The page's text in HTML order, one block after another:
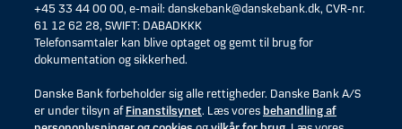
+45 33 44 00 00, e-mail: danskebank@danskebank.dk, CVR-nr.
61 12 62 28, SWIFT: DABADKKK
Telefonsamtaler kan blive optaget og gemt til brug for
dokumentation og sikkerhed.
Danske Bank forbeholder sig alle rettigheder. Danske Bank A/S
er under tilsyn afFinanstilsynet. Læs vores behandling af